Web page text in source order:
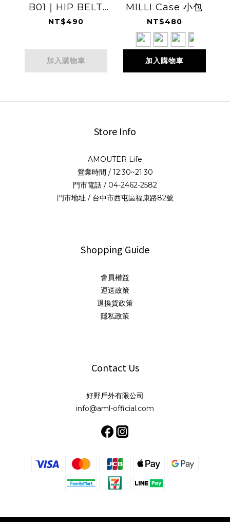
B01｜HIP BELT
POUCH
NT$490
加入購物車
MILLI Case 小包
NT$480
加入購物車
Store Info
AMOUTER Life
營業時間 / 12:30~21:30
門市電話 / 04-2462-2582
門市地址 / 台中市西屯區福康路82號
Shopping Guide
會員權益
運送政策
退換貨政策
隱私政策
Contact Us
好野戶外有限公司
info@aml-official.com